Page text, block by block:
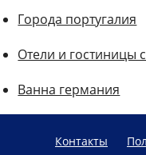
Города португалия
Отели и гостиницы
Ванна германия
Контакты